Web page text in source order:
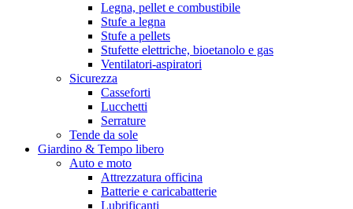
Legna, pellet e combustibile
Stufe a legna
Stufe a pellets
Stufette elettriche, bioetanolo e gas
Ventilatori-aspiratori
Sicurezza
Casseforti
Lucchetti
Serrature
Tende da sole
Giardino & Tempo libero
Auto e moto
Attrezzatura officina
Batterie e caricabatterie
Lubrificanti